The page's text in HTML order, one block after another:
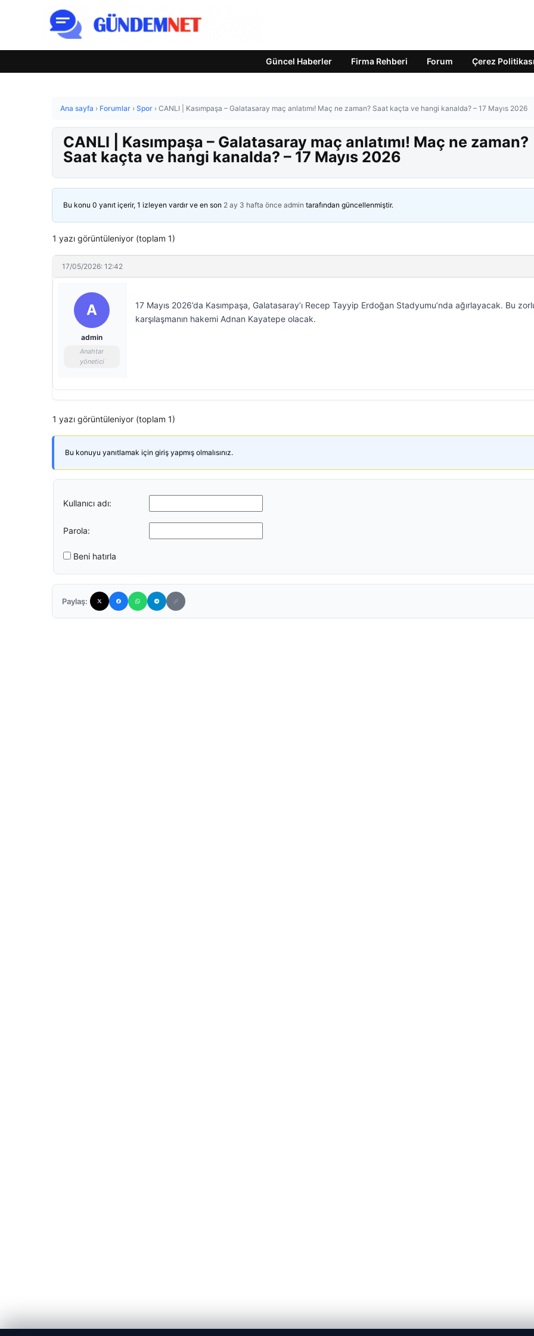
Güncel Haberler Firma Rehberi Forum Çerez Politikası
Ana sayfa › Forumlar › Spor › CANLI | Kasımpaşa – Galatasaray maç anlatımı! Maç ne zaman? Saat kaçta ve hangi kanalda? – 17 Mayıs 2026
CANLI | Kasımpaşa – Galatasaray maç anlatımı! Maç ne zaman?
Saat kaçta ve hangi kanalda? – 17 Mayıs 2026
Bu konu 0 yanıt içerir, 1 izleyen vardır ve en son 2 ay 3 hafta önce admin tarafından güncellenmiştir.
1 yazı görüntüleniyor (toplam 1)
17/05/2026: 12:42
A
admin
Anahtar
yönetici
17 Mayıs 2026’da Kasımpaşa, Galatasaray’ı Recep Tayyip Erdoğan Stadyumu’nda ağırlayacak. Bu
karşılaşmanın hakemi Adnan Kayatepe olacak.
1 yazı görüntüleniyor (toplam 1)
Bu konuyu yanıtlamak için giriş yapmış olmalısınız.
Kullanıcı adı:
Parola:
Beni hatırla
Paylaş: